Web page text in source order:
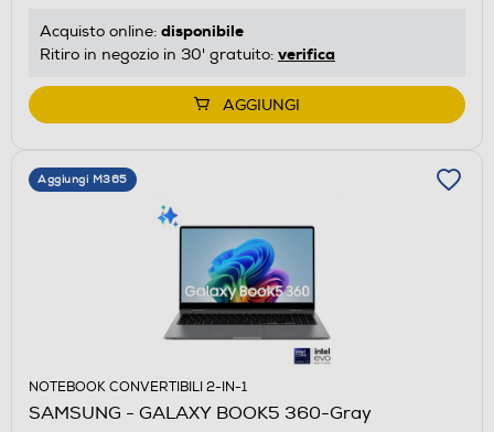
Acquisto online: disponibile
Ritiro in negozio in 30' gratuito: verifica
AGGIUNGI
Aggiungi M365
NOTEBOOK CONVERTIBILI 2-IN-1
SAMSUNG - GALAXY BOOK5 360-Gray